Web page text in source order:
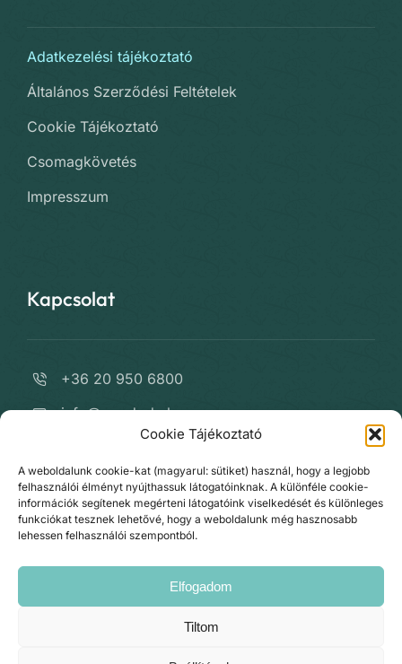
Cookie Tájékoztató
A weboldalunk cookie-kat (magyarul: sütiket) használ, hogy a legjobb
felhasználói élményt nyújthassuk látogatóinknak. A különféle cookie-
információk segítenek megérteni látogatóink viselkedését és különleges
funkciókat tesznek lehetővé, hogy a weboldalunk még hasznosabb
lehessen felhasználói szempontból.
Elfogadom
Tiltom
Adatkezelési tájékoztató
Általános Szerződési Feltételek
Cookie Tájékoztató
Csomagkövetés
Impresszum
Kapcsolat
+36 20 950 6800
info@varrdoda.hu
instagram.com/varrdoda/
Kapcsolat